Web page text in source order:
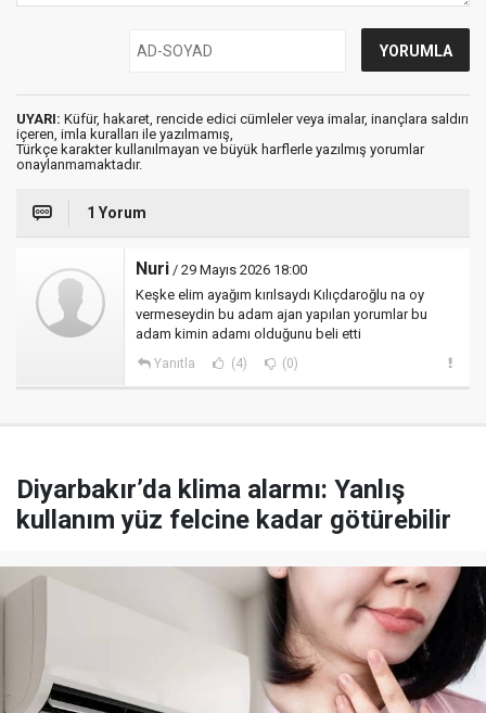
UYARI: Küfür, hakaret, rencide edici cümleler veya imalar, inançlara saldırı
içeren, imla kuralları ile yazılmamış,
Türkçe karakter kullanılmayan ve büyük harflerle yazılmış yorumlar
onaylanmamaktadır.
1 Yorum
Nuri / 29 Mayıs 2026 18:00
Keşke elim ayağım kırılsaydı Kılıçdaroğlu na oy
vermeseydin bu adam ajan yapılan yorumlar bu
adam kimin adamı olduğunu beli etti
Yanıtla (4) (0)
Diyarbakır’da klima alarmı: Yanlış
kullanım yüz felcine kadar götürebilir